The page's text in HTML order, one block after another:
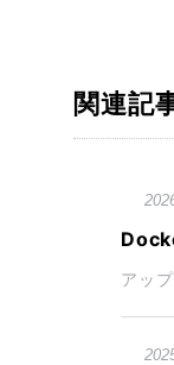
関連記
アッ